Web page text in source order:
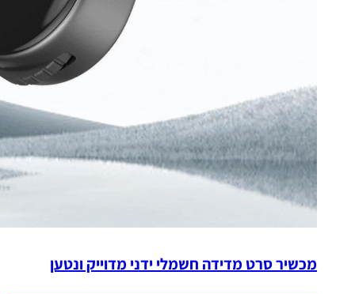
מכשיר סרט מדידה חשמלי ידני מדוייק ונטען